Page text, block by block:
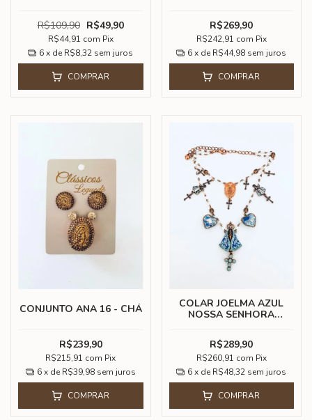
R$109,90 R$49,90
R$44,91 com Pix
6 x de R$8,32 sem juros
COMPRAR
R$269,90
R$242,91 com Pix
6 x de R$44,98 sem juros
COMPRAR
CONJUNTO ANA 16 - CHÁ
R$239,90
R$215,91 com Pix
6 x de R$39,98 sem juros
COMPRAR
COLAR JOELMA AZUL
NOSSA SENHORA
R$289,90
R$260,91 com Pix
6 x de R$48,32 sem juros
COMPRAR